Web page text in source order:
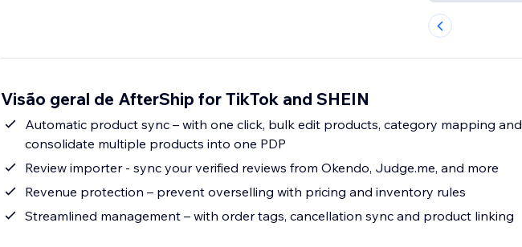
Visão geral de AfterShip for TikTok and SHEIN
Automatic product sync – with one click, bulk edit products, category mapping and
consolidate multiple products into one PDP
Review importer - sync your verified reviews from Okendo, Judge.me, and more
Revenue protection – prevent overselling with pricing and inventory rules
Streamlined management – with order tags, cancellation sync and product linking